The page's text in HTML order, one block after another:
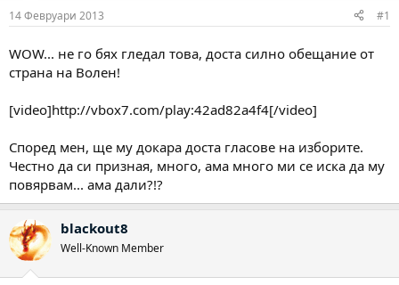
а
д
т
а
14 Февруари 2013 #1
WOW... не го бях гледал това, доста силно обещание от
страна на Волен!
[video]http://vbox7.com/play:42ad82a4f4[/video]
Според мен, ще му докара доста гласове на изборите.
Честно да си призная, много, ама много ми се иска да му
повярвам... ама дали?!?
blackout8
Well-Known Member